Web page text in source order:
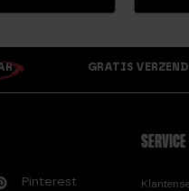
GRATIS
Pinterest
SERVICE